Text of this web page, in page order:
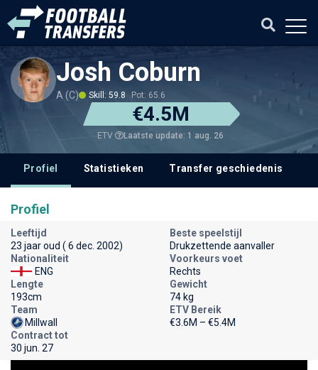
Josh Coburn
A (C) Skill: 59.8 Pot: 65.6
€4.5M
ETV Laatste update: 1 aug. 26
Profiel Statistieken Transfer geschiedenis
Profiel
Leeftijd
23 jaar oud ( 6 dec. 2002)
Beste speelstijl
Drukzettende aanvaller
Nationaliteit
ENG
Voorkeurs voet
Rechts
Lengte
193cm
Gewicht
74 kg
Team
Millwall
ETV Bereik
€3.6M – €5.4M
Contract tot
30 jun. 27